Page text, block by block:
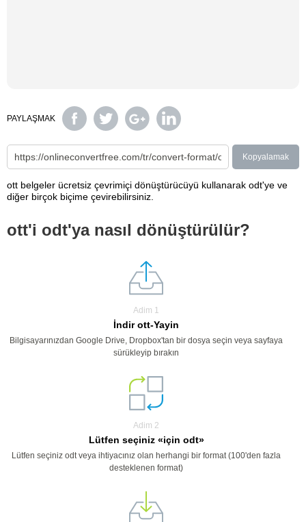
PAYLAŞMAK
Kopyalamak
ott belgeler ücretsiz çevrimiçi dönüştürücüyü kullanarak odt'ye ve
diğer birçok biçime çevirebilirsiniz.
ott'i odt'ya nasıl dönüştürülür?
Adim 1
İndir ott-Yayin
Bilgisayarınızdan Google Drive, Dropbox'tan bir dosya seçin veya sayfaya
sürükleyip bırakın
Adim 2
Lütfen seçiniz «için odt»
Lütfen seçiniz odt veya ihtiyacınız olan herhangi bir format (100'den fazla
desteklenen format)